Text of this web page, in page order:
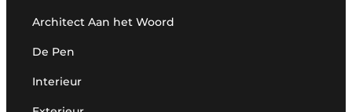
Architect Aan het Woord
De Pen
Interieur